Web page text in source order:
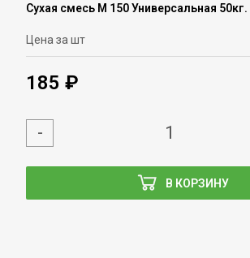
Сухая смесь М 150 Универсальная 50кг.
Цена за шт
185 ₽
В КОРЗИНУ
-